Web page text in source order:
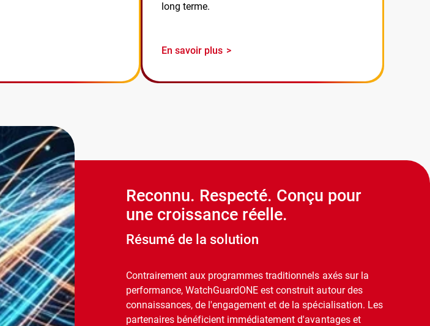
long terme.
En savoir plus
Reconnu. Respecté. Conçu pour
une croissance réelle.
Résumé de la solution
Contrairement aux programmes traditionnels axés sur la
performance, WatchGuardONE est construit autour des
connaissances, de l'engagement et de la spécialisation. Les
partenaires bénéficient immédiatement d'avantages et